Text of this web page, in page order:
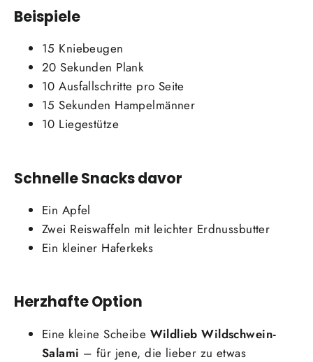
Beispiele
15 Kniebeugen
20 Sekunden Plank
10 Ausfallschritte pro Seite
15 Sekunden Hampelmänner
10 Liegestütze
Schnelle Snacks davor
Ein Apfel
Zwei Reiswaffeln mit leichter Erdnussbutter
Ein kleiner Haferkeks
Herzhafte Option
Eine kleine Scheibe Wildlieb Wildschwein-
Salami – für jene, die lieber zu etwas